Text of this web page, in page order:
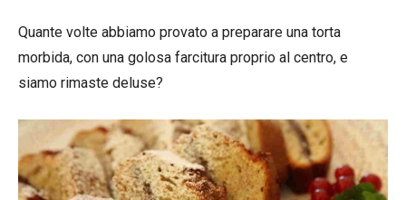
Quante volte abbiamo provato a preparare una torta
morbida, con una golosa farcitura proprio al centro, e
siamo rimaste deluse?